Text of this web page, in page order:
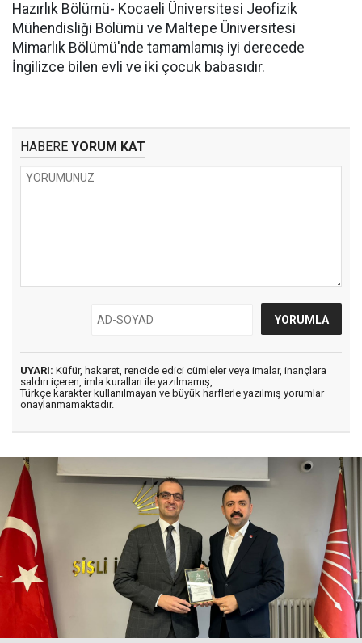
Hazırlık Bölümü- Kocaeli Üniversitesi Jeofizik
Mühendisliği Bölümü ve Maltepe Üniversitesi
Mimarlık Bölümü'nde tamamlamış iyi derecede
İngilizce bilen evli ve iki çocuk babasıdır.
HABERE YORUM KAT
UYARI: Küfür, hakaret, rencide edici cümleler veya imalar, inançlara
saldırı içeren, imla kuralları ile yazılmamış,
Türkçe karakter kullanılmayan ve büyük harflerle yazılmış yorumlar
onaylanmamaktadır.